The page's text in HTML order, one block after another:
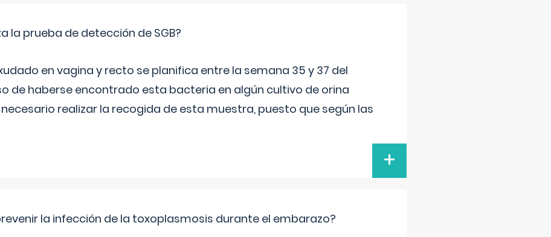
la prueba de detección de SGB?
en vagina y recto se planifica entre la semana 35 y 37 del
de haberse encontrado esta bacteria en algún cultivo de orina
realizar la recogida de esta muestra, puesto que según las
+
la infección de la toxoplasmosis durante el embarazo?